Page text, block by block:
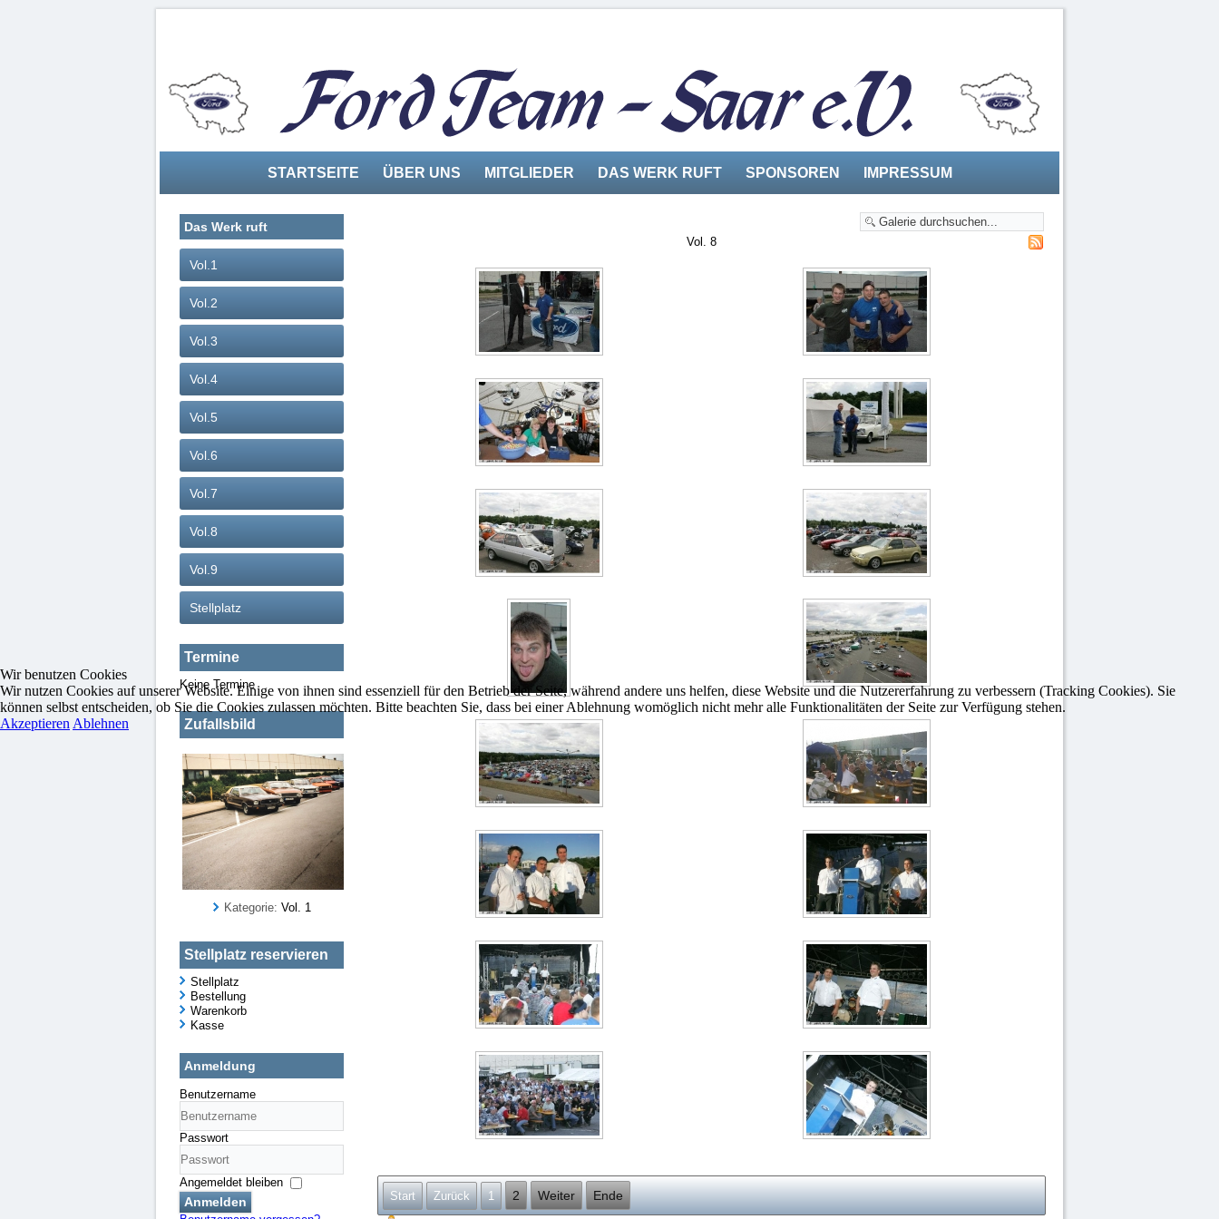
STARTSEITE ÜBER UNS MITGLIEDER DAS WERK RUFT SPONSOREN IMPRESSUM
Das Werk ruft
Vol.1
Vol.2
Vol.3
Vol.4
Vol.5
Vol.6
Vol.7
Vol.8
Vol.9
Stellplatz
Termine
Keine Termine
Zufallsbild
Kategorie: Vol. 1
Stellplatz reservieren
Stellplatz
Bestellung
Warenkorb
Kasse
Anmeldung
Benutzername
Passwort
Angemeldet bleiben
Anmelden
Vol. 8
Start Zurück 1 2 Weiter Ende
Wir benutzen Cookies
Wir nutzen Cookies auf unserer Website. Einige von ihnen sind essenziell für den Betrieb der Seite, während andere uns helfen, diese Website und die Nutzererfahrung zu verbessern (Tracking Cookies). Sie
können selbst entscheiden, ob Sie die Cookies zulassen möchten. Bitte beachten Sie, dass bei einer Ablehnung womöglich nicht mehr alle Funktionalitäten der Seite zur Verfügung stehen.
Akzeptieren Ablehnen